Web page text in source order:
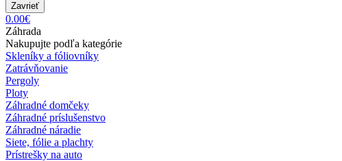
Zavrieť
0.00€
Záhrada
Nakupujte podľa kategórie
Skleníky a fóliovníky
Zatrávňovanie
Pergoly
Ploty
Záhradné domčeky
Záhradné príslušenstvo
Záhradné náradie
Siete, fólie a plachty
Prístrešky na auto